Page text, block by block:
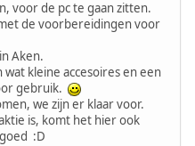
voor de pc te gaan zitten.
de voorbereidingen voor
Aken.
kleine accesoires en een
gebruik.
we zijn er klaar voor.
is, komt het hier ook
:D